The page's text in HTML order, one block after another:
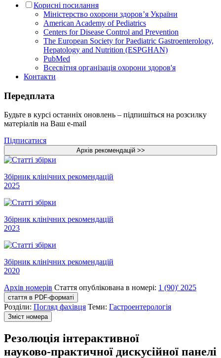
Корисні посилання
Міністерство охорони здоров’я України
American Academy of Pediatrics
Centers for Disease Control and Prevention
The European Society for Paediatric Gastroenterology,
Hepatology and Nutrition (ESPGHAN)
PubMed
Всесвітня організація охорони здоров'я
Контакти
Передплата
Будьте в курсі останніх оновлень – підпишіться на розсилку
матеріалів на Ваш e-mail
Підписатися
Збірник клінічних рекомендацій
2025
Збірник клінічних рекомендацій
2023
Збірник клінічних рекомендацій
2020
Архів номерів Стаття опублікована в номері: 1 (90)' 2025
стаття в PDF-форматі
Розділи: Погляд фахівця Теми: Гастроентерологія
Зміст номера
Резолюція інтерактивної
науково‑практичної дискусійної панелі